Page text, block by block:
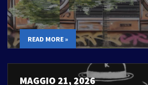
READ MORE »
MAGGIO 21, 2026